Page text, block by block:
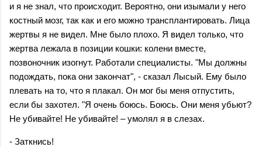
и я не знал, что происходит. Вероятно, они изымали у него
костный мозг, так как и его можно трансплантировать. Лица
жертвы я не видел. Мне было плохо. Я видел только, что
жертва лежала в позиции кошки: колени вместе,
позвоночник изогнут. Работали специалисты. "Мы должны
подождать, пока они закончат", - сказал Лысый. Ему было
плевать на то, что я плакал. Он мог бы меня отпустить,
если бы захотел. "Я очень боюсь. Боюсь. Они меня убьют?
Не убивайте! Не убивайте! – умолял я в слезах.
- Заткнись!